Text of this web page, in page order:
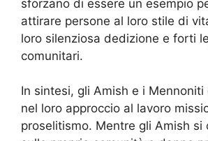
sforzano di essere un esempio
attirare persone al loro stile di
loro silenziosa dedizione e forti
comunitari.
In sintesi, gli Amish e i
nel loro approccio al lavoro
proselitismo. Mentre gli Amish si